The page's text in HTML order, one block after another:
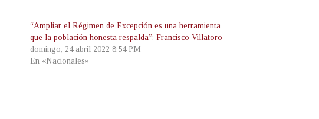
“Ampliar el Régimen de Excepción es una herramienta
que la población honesta respalda”: Francisco Villatoro
domingo, 24 abril 2022 8:54 PM
En «Nacionales»